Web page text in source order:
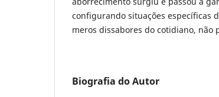
configurando situações específicas
meros dissabores do cotidiano, não
Biografia do Autor